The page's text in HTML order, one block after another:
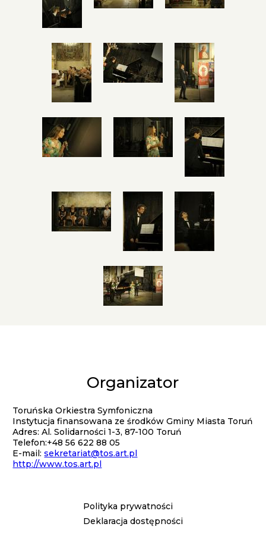
Organizator
Toruńska Orkiestra Symfoniczna
Instytucja finansowana ze środków Gminy Miasta Toruń
Adres: Al. Solidarności 1-3, 87-100 Toruń
Telefon:+48 56 622 88 05
E-mail:sekretariat@tos.art.pl
http://www.tos.art.pl
Menu
Polityka prywatności
Deklaracja dostępności